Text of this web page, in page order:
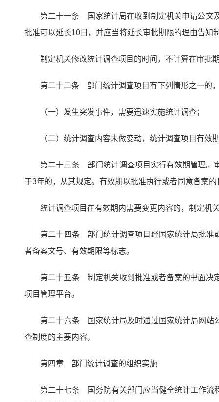
第二十一条 国家统计局在收到制定机关申请公文
批准可以延长10日，并应当将延长审批期限的理由告
制定机关修改统计调查项目的时间，不计算在审批
第二十二条 部门统计调查项目有下列情形之一的
（一）发生突发事件，需要迅速实施统计调查；
（二）统计调查内容未做变动，统计调查项目有
第二十三条 部门统计调查项目实行有效期管理。
于3年的，从其规定。有效期以批准执行或者同意备案
统计调查项目在有效期内需要变更内容的，制定机
第二十四条 部门统计调查项目经国家统计局批准
者备案文号、有效期限等标志。
第二十五条 制定机关收到批准或者备案的书面决
项目管理平台。
第二十六条 国家统计局及时通过国家统计局网站
查制度的主要内容。
第四章 部门统计调查的组织实施
第二十七条 国务院有关部门应当健全统计工作流